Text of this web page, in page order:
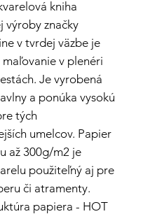
kniha
výroby značky
v tvrdej väzbe je
maľovanie v plenéri
Je vyrobená
a ponúka vysokú
tých
umelcov. Papier
až 300g/m2 je
použiteľný aj pre
či atramenty.
papiera - HOT